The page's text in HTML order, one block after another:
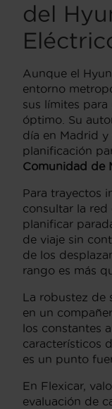
del
Aunque el
entorno
sus límites
óptimo. Su
día en Madrid y
planificación
Comunidad de
Para trayectos
consultar la
planificar
de viaje sin
de los
rango es más
La robustez de
en un
los constantes
característicos
es un punto
En Flexicar,
evaluación de